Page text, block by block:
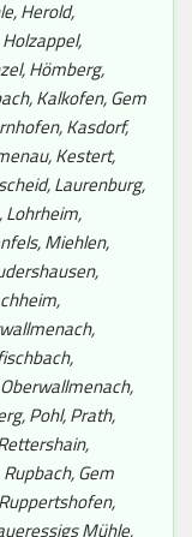
Herold,
Hömberg,
Kalkofen, Gem
Kasdorf,
Kestert,
Laurenburg,
Lohrheim,
Miehlen,
Pohl, Prath,
Gem
Mühle,